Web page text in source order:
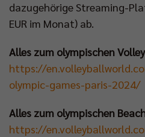
dazugehörige Streaming-
EUR im Monat) ab.
Alles zum olympischen
https://
olympic-games-paris-2024/
Alles zum olympischen
https://